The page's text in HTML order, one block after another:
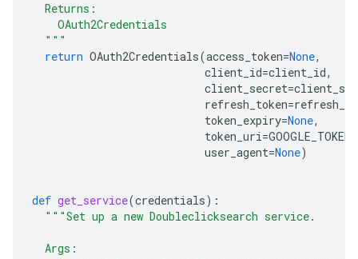
  Returns:
    OAuth2Credentials
  """
return OAuth2Credentials(access_token=None,
client_id=client_id,
client_secret=
refresh_token=
token_expiry=None,
token_uri=
user_agent=None)
def get_service(credentials):
"""Set up a new Doubleclicksearch service.
  Args: